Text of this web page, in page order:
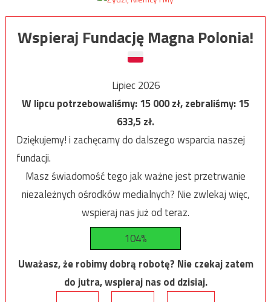
Wspieraj Fundację Magna Polonia!
Lipiec 2026
W lipcu potrzebowaliśmy:15 000zł, zebraliśmy:15
633,5zł.
Dziękujemy! i zachęcamy do dalszego wsparcia naszej
fundacji.
Masz świadomość tego jak ważne jest przetrwanie
niezależnych ośrodków medialnych? Nie zwlekaj więc,
wspieraj nas już od teraz.
104%
Uważasz, że robimy dobrą robotę? Nie czekaj zatem
do jutra, wspieraj nas od dzisiaj.